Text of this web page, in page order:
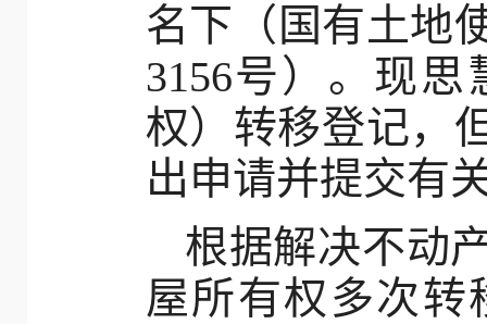
名下（国有土地
3156号）。现
权）转移登记，
出申请并提交有
根据解决不动
屋所有权多次转